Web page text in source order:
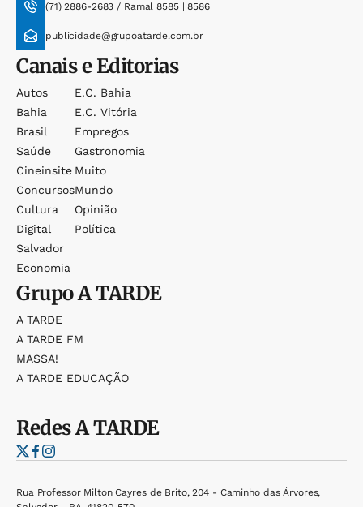
(71) 2886-2683 / Ramal 8585 | 8586
publicidade@grupoatarde.com.br
Canais e Editorias
Autos
Bahia
Brasil
Saúde
Cineinsite
Concursos
Cultura
Digital
Salvador
Economia
E.c. Bahia
E.c. Vitória
Empregos
Gastronomia
Muito
Mundo
Opinião
Política
GrupoA TARDE
A TARDE
A TARDE FM
MASSA!
A TARDE EDUCAÇÃO
RedesA TARDE
Rua Professor Milton Cayres de Brito, 204 - Caminho das Árvores,